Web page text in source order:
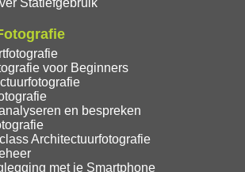
voor Beginners
en bespreken
Architectuurfotografie
met je Smartphone